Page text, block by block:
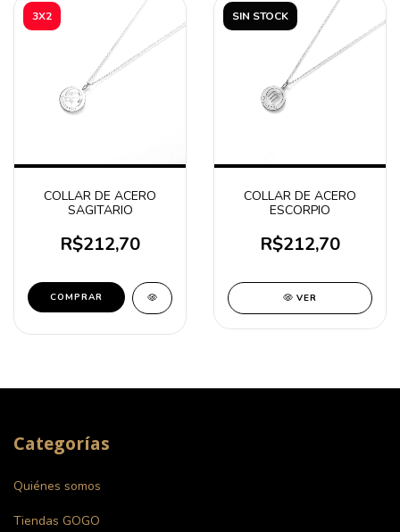
3X2
COLLAR DE ACERO
SAGITARIO
R$212,70
COMPRAR
SIN STOCK
COLLAR DE ACERO
ESCORPIO
R$212,70
VER
Categorías
Quiénes somos
Tiendas GOGO